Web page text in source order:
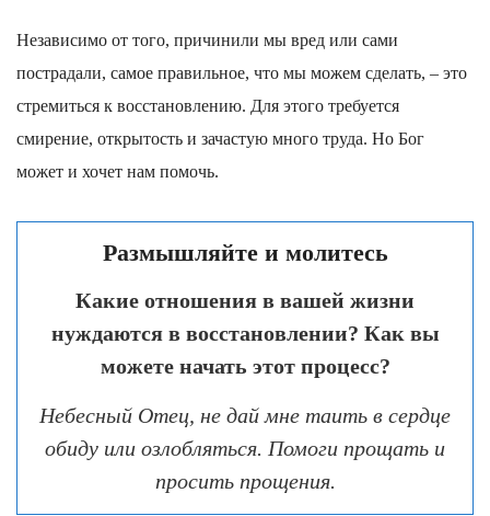
Независимо от того, причинили мы вред или сами
пострадали, самое правильное, что мы можем сделать, – это
стремиться к восстановлению. Для этого требуется
смирение, открытость и зачастую много труда. Но Бог
может и хочет нам помочь.
Размышляйте и молитесь
Какие отношения в вашей жизни
нуждаются в восстановлении? Как вы
можете начать этот процесс?
Небесный Отец, не дай мне таить в сердце
обиду или озлобляться. Помоги прощать и
просить прощения.